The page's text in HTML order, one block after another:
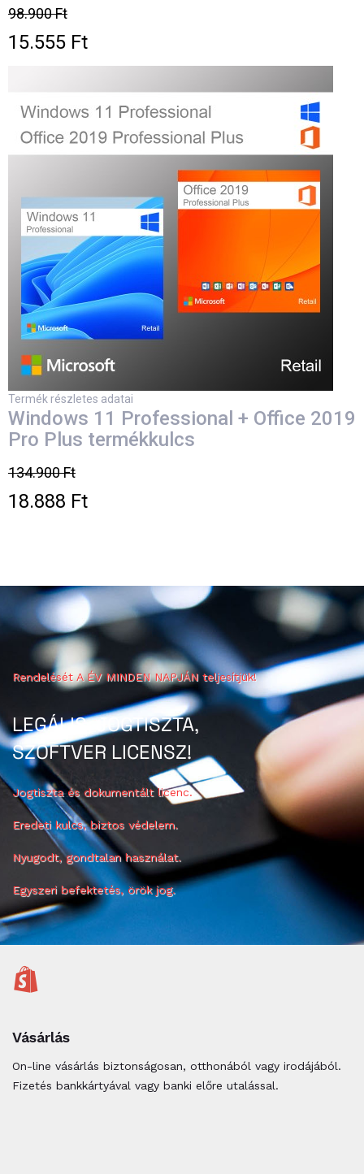
98.900 Ft
15.555 Ft
Termék részletes adatai
Windows 11 Professional + Office 2019
Pro Plus termékkulcs
134.900 Ft
18.888 Ft
Rendelését A ÉV MINDEN NAPJÁN teljesítjük!
LEGÁLIS, JOGTISZTA,
SZOFTVER LICENSZ!
Jogtiszta és dokumentált licenc.
Eredeti kulcs, biztos védelem.
Nyugodt, gondtalan használat.
Egyszeri befektetés, örök jog.
Vásárlás
On-line vásárlás biztonságosan, otthonából vagy irodájából.
Fizetés bankkártyával vagy banki előre utalással.